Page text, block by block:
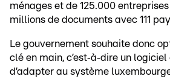
ménages et de 125.000
millions de documents avec 111
Le gouvernement souhaite donc
clé en main, c’est‑à‑dire un
d’adapter au système